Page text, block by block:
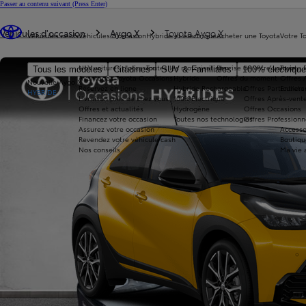
Passer au contenu suivant (Press Enter)
Véhicules neufs
Tous les modèles Citadines SUV & Familiales 100%
Nouvelle Aygo X
HYBRIDE
Véhicules d'occasion
Nos voitures d'occasion
Avantages Toyota Occasions
Réservez en ligne
Livraison près de chez vous
Offres et actualités
Financez votre occasion
Assurez votre occasion
Revendez votre véhicule cash
Nos conseils
Hybride et électrique
Toutes les motorisations
Hybride
Hybride Rechargeable
100% Électrique
Hydrogène
Toutes nos technologies
Acheter une Toyota
Reprise de votre voiture
Offres du moment
Offres Après-
Offres Occasions
Offres
Votre
Toyota
Offres
Ma vie
Véhicules d'occasion Aygo X Toyota Aygo X
360°